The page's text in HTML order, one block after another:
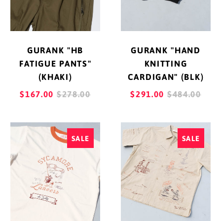
GURANK "HB
FATIGUE PANTS"
(KHAKI)
$167.00 REGULAR
$278.00
GURANK "HAND
KNITTING
CARDIGAN" (BLK)
$291.00 REGULAR
$484.00
SALE
SAMUEL
ZELIG
"YEARBOOK
TEE"
(ORANGE
RINGER)
SALE
SAMUEL
ZELIG
"YEARBOOK
CAMP
SHIRT"
(NATURAL)